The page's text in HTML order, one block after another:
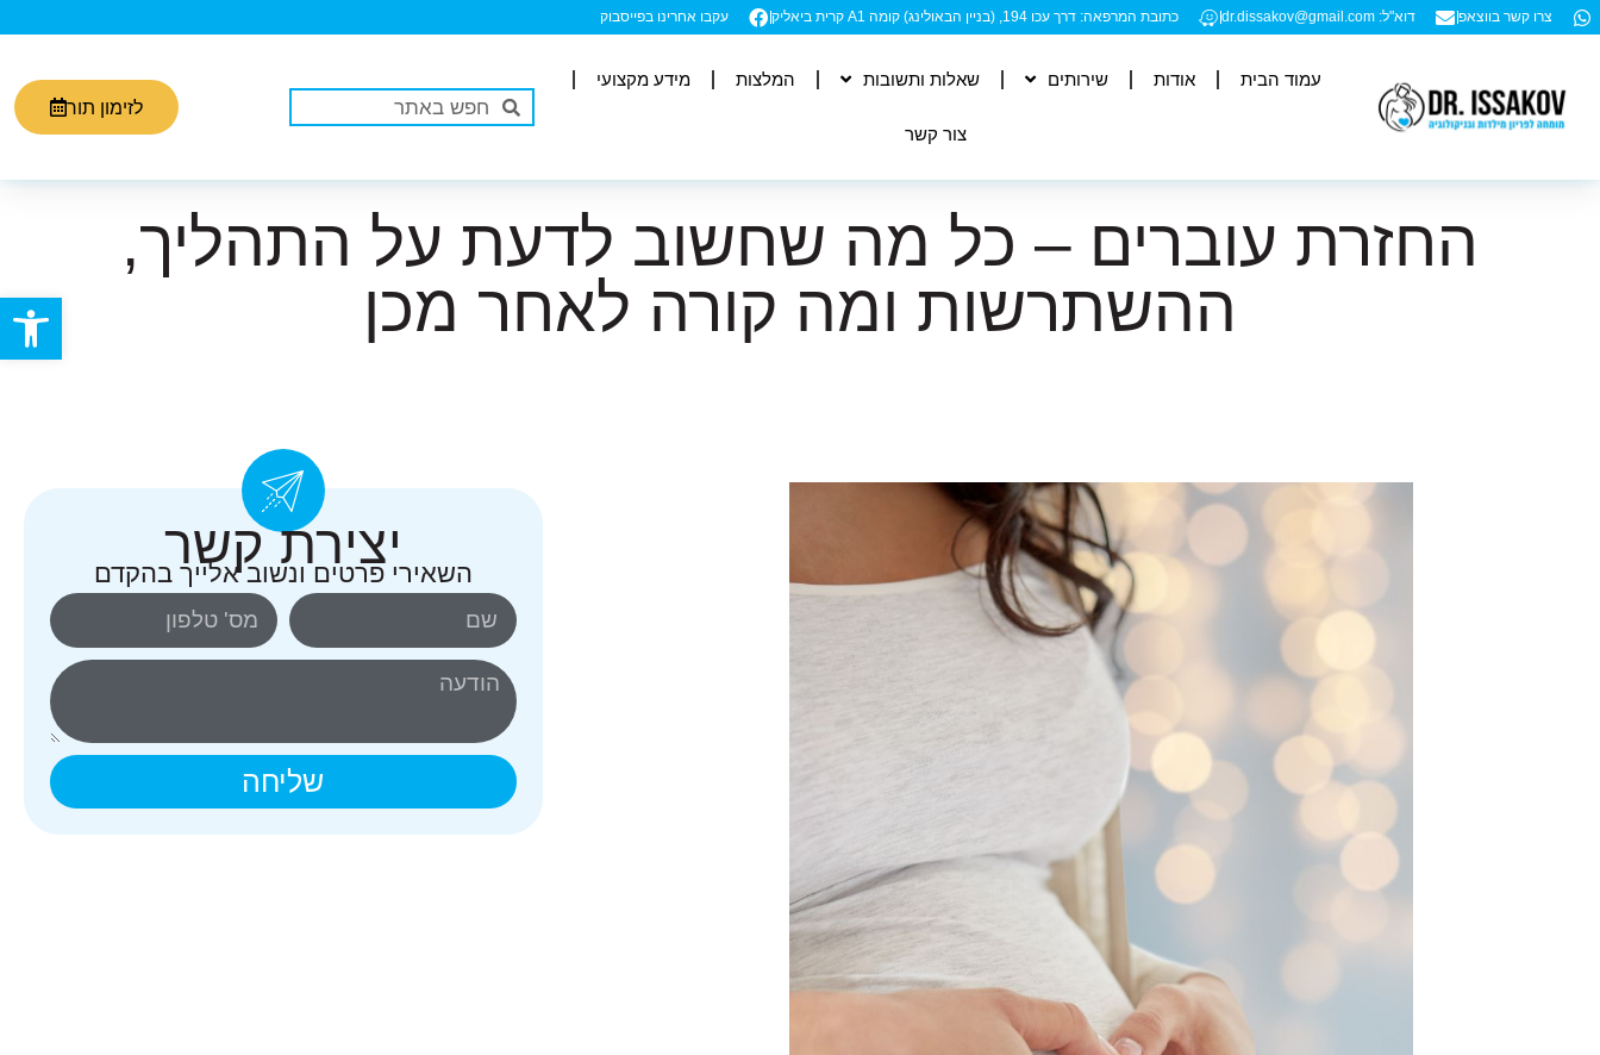
פתח
צרו קשר בווצאפ דוא"ל: dr.dissakov@gmail.com כתובת המרפאה: דרך עכו 194, (בניין הבאולינג) קומה A1 קרית ביאליק עקבו אחרינו בפייסבוק
עמוד הבית אודות שירותים שאלות ותשובות המלצות מידע מקצועי
צור קשר
לזימון תור
החזרת עוברים – כל מה שחשוב לדעת על התהליך,
ההשתרשות ומה קורה לאחר מכן
יצירת קשר
השאירי פרטים ונשוב אלייך בהקדם
שליחה